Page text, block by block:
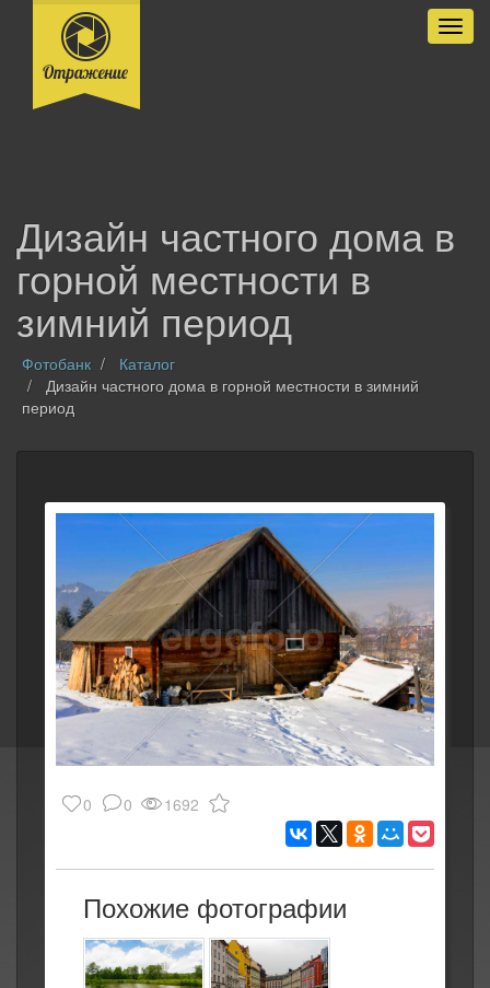
Дизайн частного дома в
горной местности в
зимний период
Фотобанк
Каталог
Дизайн частного дома в горной местности в зимний
период
0 0 1692
Похожие фотографии